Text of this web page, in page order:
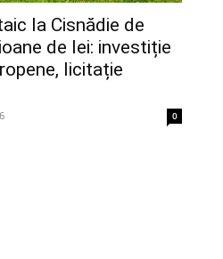
la Cisnădie de
de lei: investiție
licitație
0